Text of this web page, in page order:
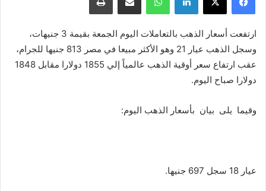
ارتفعت أسعار الذهب بالتعاملات اليوم الجمعة بقيمة 3 جنيهات،
وسجل الذهب عيار 21 وهو الأكثر مبيعا في مصر 813 جنيها للجرام،
عقب ارتفاع سعر أوقية الذهب عالمياً إلي 1855 دولارا مقابل 1848
دولارا صباح اليوم.
وقيما يلى بيان بأسعار الذهب اليوم:
عيار 18 سجل 697 جنيها.